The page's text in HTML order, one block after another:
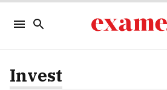
Invest